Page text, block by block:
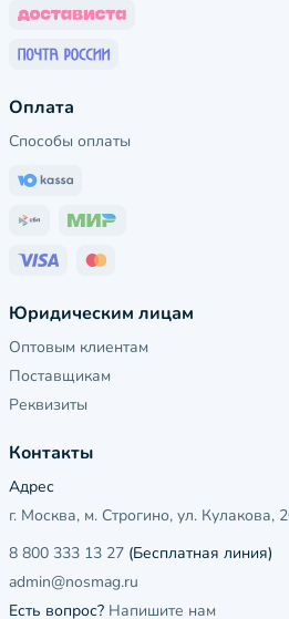
Оплата
Способы оплаты
Юридическим лицам
Оптовым клиентам
Поставщикам
Реквизиты
Контакты
Адрес
г. Москва, м. Строгино, ул. Кулакова,
8 800 333 13 27 (Бесплатная линия)
admin@nosmag.ru
Есть вопрос? Напишите нам